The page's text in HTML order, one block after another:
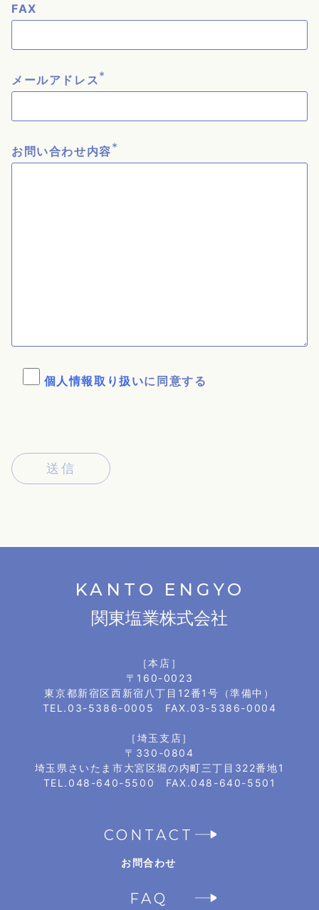
FAX
メールアドレス*
お問い合わせ内容*
個人情報取り扱いに同意する
KANTO ENGYO
関東塩業株式会社
［本店］
〒160-0023
東京都新宿区西新宿八丁目12番1号（準備中）
TEL.03-5386-0005 FAX.03-5386-0004
［埼玉支店］
〒330-0804
埼玉県さいたま市大宮区堀の内町三丁目322番地1
TEL.048-640-5500 FAX.048-640-5501
CONTACT
お問合わせ
FAQ